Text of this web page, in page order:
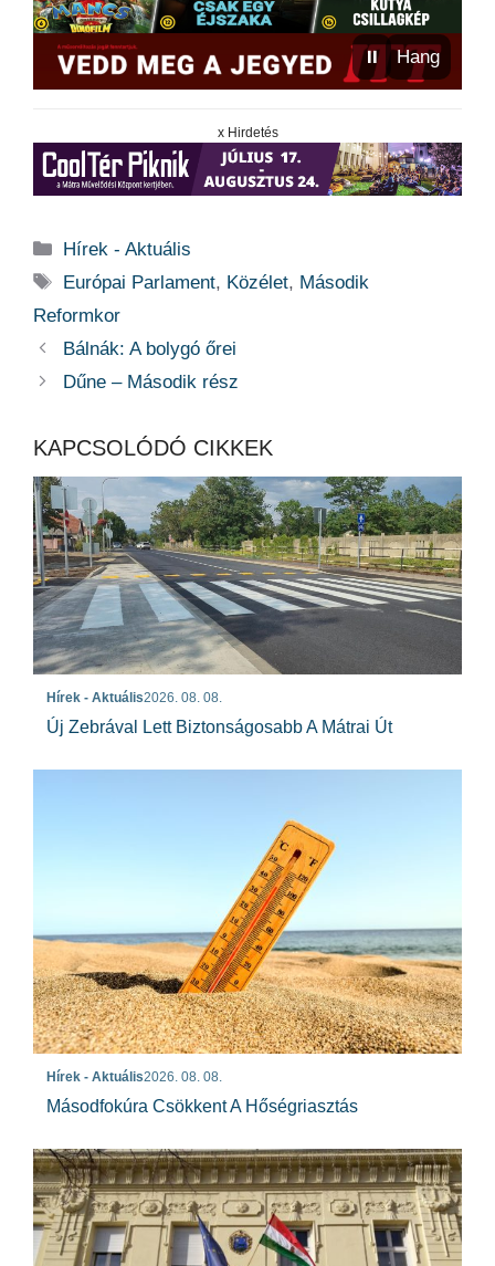
⏸ Hang
x Hirdetés
Kategória
Hírek - Aktuális
Címkék
Európai Parlament, Közélet, Második
Reformkor
Bálnák: A bolygó őrei
Dűne – Második rész
KAPCSOLÓDÓ CIKKEK
Hírek - Aktuális2026. 08. 08.
Új Zebrával Lett Biztonságosabb A Mátrai Út
Hírek - Aktuális2026. 08. 08.
Másodfokúra Csökkent A Hőségriasztás